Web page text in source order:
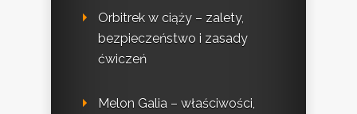
Orbitrek w ciąży – zalety,
bezpieczeństwo i zasady
ćwiczeń
Melon Galia – właściwości,